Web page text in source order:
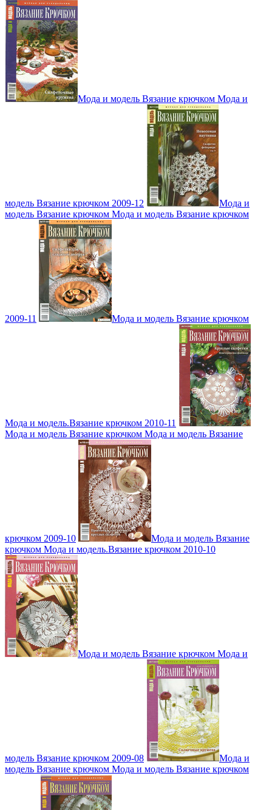
Мода и модель Вязание крючком Мода и
модель Вязание крючком 2009-12
Мода и
модель Вязание крючком Мода и модель Вязание крючком
2009-11 Мода и модель Вязание крючком
Мода и модель.Вязание крючком 2010-11
Мода и модель Вязание крючком Мода и модель Вязание
крючком 2009-10
Мода и модель Вязание
крючком Мода и модель.Вязание крючком 2010-10
Мода и модель Вязание крючком Мода и
модель Вязание крючком 2009-08
Мода и
модель Вязание крючком Мода и модель Вязание крючком